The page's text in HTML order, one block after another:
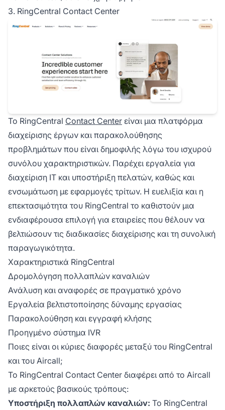
3. RingCentral Contact Center
Το RingCentral Contact Center είναι μια πλατφόρμα
διαχείρισης έργων και παρακολούθησης
προβλημάτων που είναι δημοφιλής λόγω του ισχυρού
συνόλου χαρακτηριστικών. Παρέχει εργαλεία για
διαχείριση IT και υποστήριξη πελατών, καθώς και
ενσωμάτωση με εφαρμογές τρίτων. Η ευελιξία και η
επεκτασιμότητα του RingCentral το καθιστούν μια
ενδιαφέρουσα επιλογή για εταιρείες που θέλουν να
βελτιώσουν τις διαδικασίες διαχείρισης και τη συνολική
παραγωγικότητα.
Χαρακτηριστικά RingCentral
Δρομολόγηση πολλαπλών καναλιών
Ανάλυση και αναφορές σε πραγματικό χρόνο
Εργαλεία βελτιστοποίησης δύναμης εργασίας
Παρακολούθηση και εγγραφή κλήσης
Προηγμένο σύστημα IVR
Ποιες είναι οι κύριες διαφορές μεταξύ του RingCentral
και του Aircall;
Το RingCentral Contact Center διαφέρει από το Aircall
με αρκετούς βασικούς τρόπους:
Υποστήριξη πολλαπλών καναλιών: Το RingCentral